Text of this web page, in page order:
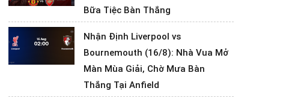
Bữa Tiệc Bàn Thắng
Nhận Định Liverpool vs
Bournemouth (16/8): Nhà Vua Mở
Màn Mùa Giải, Chờ Mưa Bàn
Thắng Tại Anfield